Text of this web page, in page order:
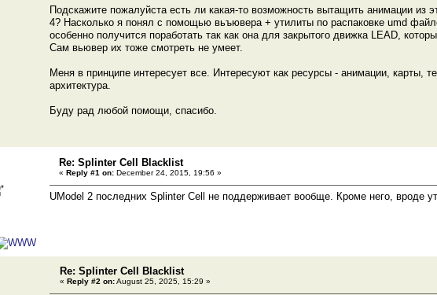
Подскажите пожалуйста есть ли какая-то возможность вытащить анимации из
4? Насколько я понял с помощью вьъювера + утилиты по распаковке umd
особенно получится поработать так как она для закрытого движка LEAD,
Сам вьювер их тоже смотреть не умеет.
Меня в принципе интересует все. Интересуют как ресурсы - анимации, карты,
архитектура.
Буду рад любой помощи, спасибо.
Re: Splinter Cell Blacklist
« Reply #1 on: December 24, 2015, 19:56 »
UModel 2 последних Splinter Cell не поддерживает вообще. Кроме него, вроде
Re: Splinter Cell Blacklist
« Reply #2 on:August 25, 2025, 15:29 »